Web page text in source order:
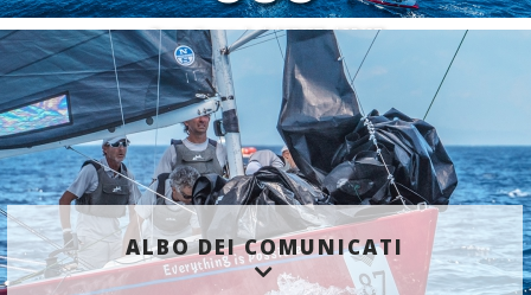
Porto Cervo | dal 23/07 al 25/07
>Le Regate > Regate 2021
ALBO DEI COMUNICATI